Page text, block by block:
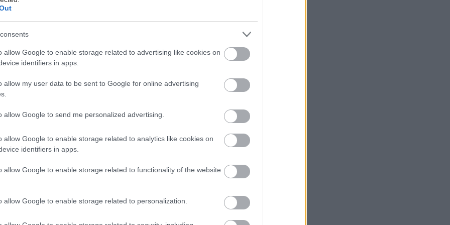
allow Google to enable storage related to advertising like cookies on
identifiers in apps.
allow my user data to be sent to Google for online advertising
allow Google to send me personalized advertising.
allow Google to enable storage related to analytics like cookies on
identifiers in apps.
allow Google to enable storage related to functionality of the website
allow Google to enable storage related to personalization.
μάνα είναι μια ιδιαίτερη, ξεχωριστή και πολύ αγαπημένη
που έχει απασχολήσει πολλάκις τον θαυμαστό κόσμο του
κι όχι μόνο. Πρόκειται για μια φιγούρα που διεκδικεί το
να σου υπενθυμίζει πως σχεδόν πάντοτε έχει δίκιο. Εμείς θα
απέναντι στις μαμάδες μας και θα τους βγάλουμε το καπέλο
ακολουθούμε πιστά τις συμβουλές τους και όλα βαίνουν καλώς
Ήρθε η ώρα να συνταχθείς κι εσύ μαζί.